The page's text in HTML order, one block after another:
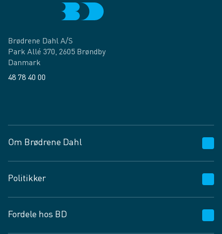
Brødrene Dahl A/S
Park Allé 370, 2605 Brøndby
Danmark
48 78 40 00
Om Brødrene Dahl
Vagttelefon 30 10 89 89
Spørgsmål og svar
Job og karriere
Politikker
Privatlivspolitik
Fordele hos BD